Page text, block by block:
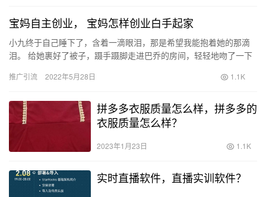
宝妈自主创业， 宝妈怎样创业白手起家
小九终于自己睡下了，含着一滴眼泪，那是希望我能抱着她的那滴
泪。 给她裹好了被子，蹑手蹑脚走进巴乔的房间，轻轻地吻了一下
任…
推广引流 2022年5月28日 1.1K
拼多多衣服质量怎么样，拼多多的
衣服质量怎么样？
2023年1月23日 1.1K
实时直播软件，直播实训软件？